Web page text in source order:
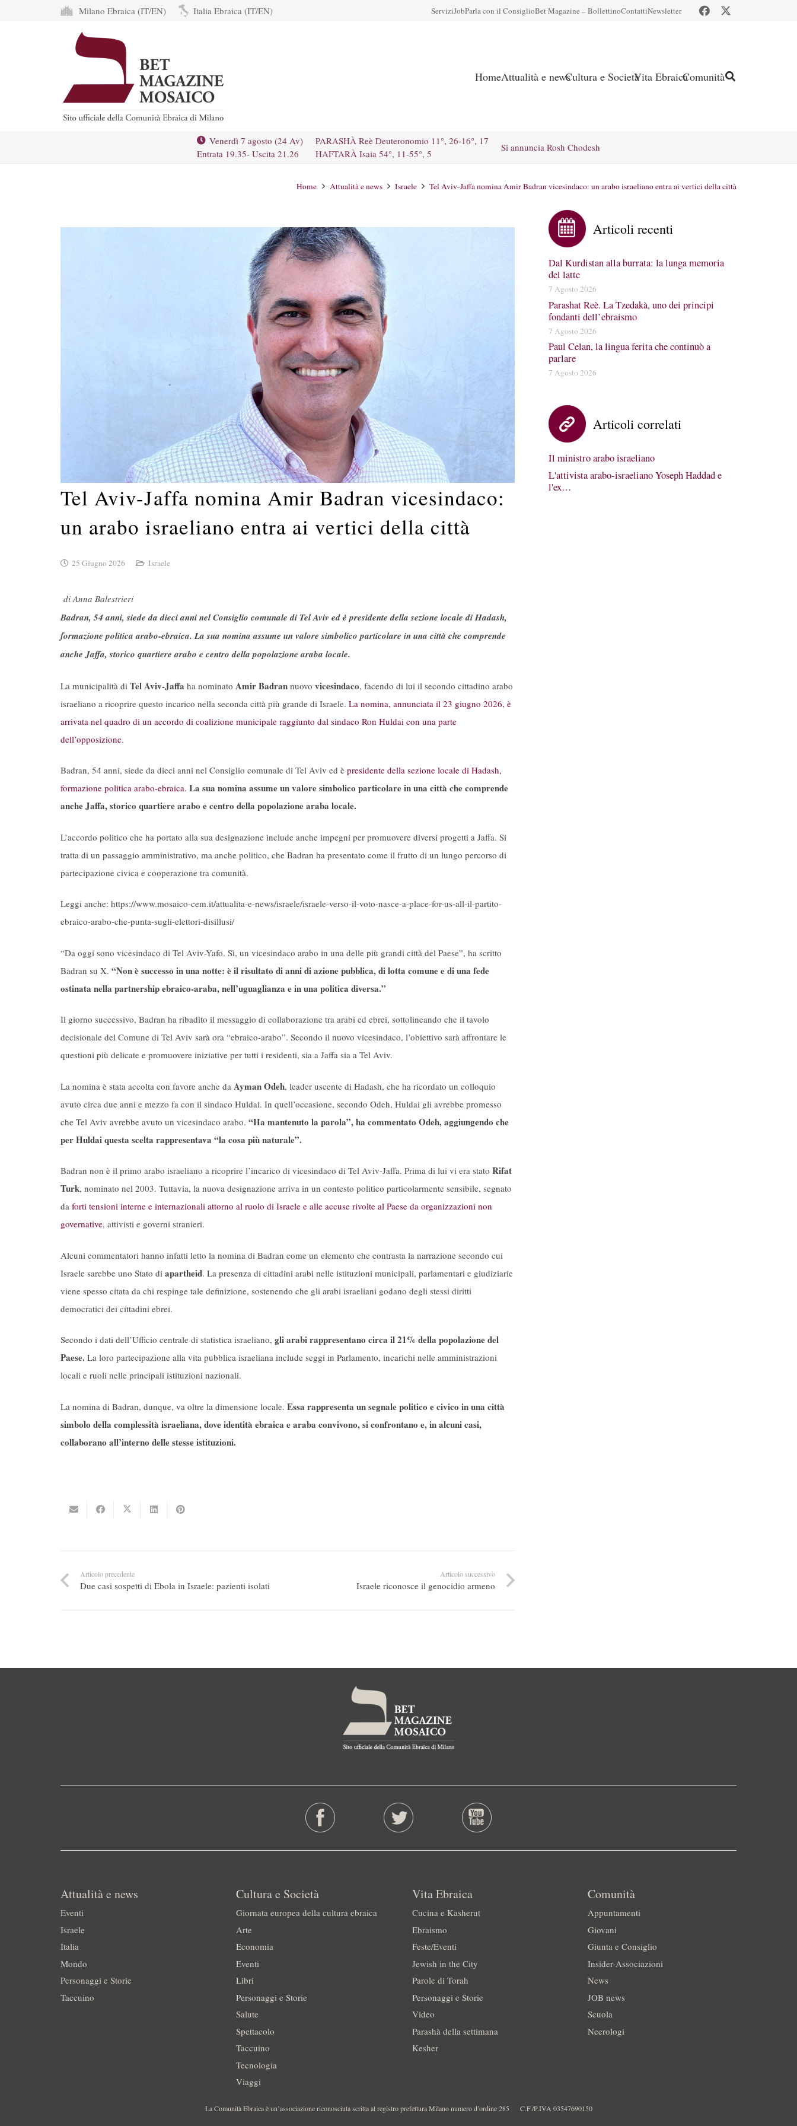
Milano Ebraica (IT/EN) Italia Ebraica (IT/EN) ServiziJobParla con il ConsiglioBet Magazine – BollettinoContattiNewsletter
HomeAttualità e newsCultura e SocietàVita EbraicaComunità
Venerdì 7 agosto (24 Av)
Entrata 19.35- Uscita 21.26
PARASHÀ Reè Deuteronomio 11°, 26-16°, 17
HAFTARÀ Isaia 54°, 11-55°, 5
Si annuncia Rosh Chodesh
Home Attualità e news Israele Tel Aviv-Jaffa nomina Amir Badran vicesindaco: un arabo israeliano entra ai vertici della città
Tel Aviv-Jaffa nomina Amir Badran vicesindaco:
un arabo israeliano entra ai vertici della città
25 Giugno 2026 Israele
di Anna Balestrieri
Badran, 54 anni, siede da dieci anni nel Consiglio comunale di Tel Aviv ed è presidente della sezione locale di Hadash,
formazione politica arabo-ebraica. La sua nomina assume un valore simbolico particolare in una città che comprende
anche Jaffa, storico quartiere arabo e centro della popolazione araba locale.
La municipalità di Tel Aviv-Jaffa ha nominato Amir Badran nuovo vicesindaco, facendo di lui il secondo cittadino arabo
israeliano a ricoprire questo incarico nella seconda città più grande di Israele. La nomina, annunciata il 23 giugno 2026, è
arrivata nel quadro di un accordo di coalizione municipale raggiunto dal sindaco Ron Huldai con una parte
dell’opposizione.
Badran, 54 anni, siede da dieci anni nel Consiglio comunale di Tel Aviv ed è presidente della sezione locale di Hadash,
formazione politica arabo-ebraica. La sua nomina assume un valore simbolico particolare in una città che comprende
anche Jaffa, storico quartiere arabo e centro della popolazione araba locale.
L’accordo politico che ha portato alla sua designazione include anche impegni per promuovere diversi progetti a Jaffa. Si
tratta di un passaggio amministrativo, ma anche politico, che Badran ha presentato come il frutto di un lungo percorso di
partecipazione civica e cooperazione tra comunità.
Leggi anche: https://www.mosaico-cem.it/attualita-e-news/israele/israele-verso-il-voto-nasce-a-place-for-us-all-il-partito-
ebraico-arabo-che-punta-sugli-elettori-disillusi/
“Da oggi sono vicesindaco di Tel Aviv-Yafo. Sì, un vicesindaco arabo in una delle più grandi città del Paese”, ha scritto
Badran su X. “Non è successo in una notte: è il risultato di anni di azione pubblica, di lotta comune e di una fede
ostinata nella partnership ebraico-araba, nell’uguaglianza e in una politica diversa.”
Il giorno successivo, Badran ha ribadito il messaggio di collaborazione tra arabi ed ebrei, sottolineando che il tavolo
decisionale del Comune di Tel Aviv sarà ora “ebraico-arabo”. Secondo il nuovo vicesindaco, l’obiettivo sarà affrontare le
questioni più delicate e promuovere iniziative per tutti i residenti, sia a Jaffa sia a Tel Aviv.
La nomina è stata accolta con favore anche da Ayman Odeh, leader uscente di Hadash, che ha ricordato un colloquio
avuto circa due anni e mezzo fa con il sindaco Huldai. In quell’occasione, secondo Odeh, Huldai gli avrebbe promesso
che Tel Aviv avrebbe avuto un vicesindaco arabo. “Ha mantenuto la parola”, ha commentato Odeh, aggiungendo che
per Huldai questa scelta rappresentava “la cosa più naturale”.
Badran non è il primo arabo israeliano a ricoprire l’incarico di vicesindaco di Tel Aviv-Jaffa. Prima di lui vi era stato Rifat
Turk, nominato nel 2003. Tuttavia, la nuova designazione arriva in un contesto politico particolarmente sensibile, segnato
da forti tensioni interne e internazionali attorno al ruolo di Israele e alle accuse rivolte al Paese da organizzazioni non
governative, attivisti e governi stranieri.
Alcuni commentatori hanno infatti letto la nomina di Badran come un elemento che contrasta la narrazione secondo cui
Israele sarebbe uno Stato di apartheid. La presenza di cittadini arabi nelle istituzioni municipali, parlamentari e giudiziarie
viene spesso citata da chi respinge tale definizione, sostenendo che gli arabi israeliani godano degli stessi diritti
democratici dei cittadini ebrei.
Secondo i dati dell’Ufficio centrale di statistica israeliano, gli arabi rappresentano circa il 21% della popolazione del
Paese. La loro partecipazione alla vita pubblica israeliana include seggi in Parlamento, incarichi nelle amministrazioni
locali e ruoli nelle principali istituzioni nazionali.
La nomina di Badran, dunque, va oltre la dimensione locale. Essa rappresenta un segnale politico e civico in una città
simbolo della complessità israeliana, dove identità ebraica e araba convivono, si confrontano e, in alcuni casi,
collaborano all’interno delle stesse istituzioni.
Articolo precedente
Due casi sospetti di Ebola in Israele: pazienti isolati
Articolo successivo
Israele riconosce il genocidio armeno
Articoli recenti
Dal Kurdistan alla burrata: la lunga memoria
del latte
7 Agosto 2026
Parashat Reè. La Tzedakà, uno dei principi
fondanti dell’ebraismo
7 Agosto 2026
Paul Celan, la lingua ferita che continuò a
parlare
7 Agosto 2026
Articoli correlati
Il ministro arabo israeliano
L'attivista arabo-israeliano Yoseph Haddad e
l'ex…
Attualità e news
Eventi
Israele
Italia
Mondo
Personaggi e Storie
Taccuino
Cultura e Società
Giornata europea della cultura ebraica
Arte
Economia
Eventi
Libri
Personaggi e Storie
Salute
Spettacolo
Taccuino
Tecnologia
Viaggi
Vita Ebraica
Cucina e Kasherut
Ebraismo
Feste/Eventi
Jewish in the City
Parole di Torah
Personaggi e Storie
Video
Parashà della settimana
Kesher
Comunità
Appuntamenti
Giovani
Giunta e Consiglio
Insider-Associazioni
News
JOB news
Scuola
Necrologi
La Comunità Ebraica è un’associazione riconosciuta scritta al registro prefettura Milano numero d’ordine 285 C.F./P.IVA 03547690150